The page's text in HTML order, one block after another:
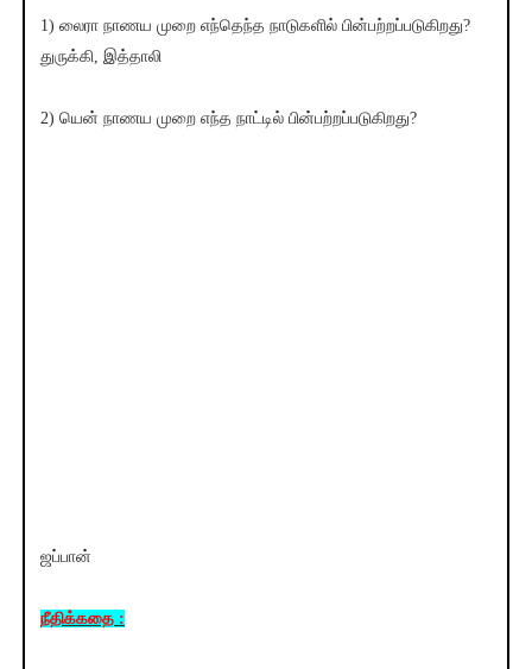
1) லைரா நாணய முறை எந்தெந்த நாடுகளில் பின்பற்றப்படுகிறது?
துருக்கி, இத்தாலி
2) யென் நாணய முறை எந்த நாட்டில் பின்பற்றப்படுகிறது?
ஜப்பான்
நீதிக்கதை :